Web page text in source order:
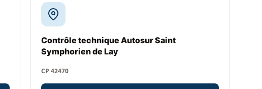
Contrôle technique Autosur Saint
Symphorien de Lay
CP 42470